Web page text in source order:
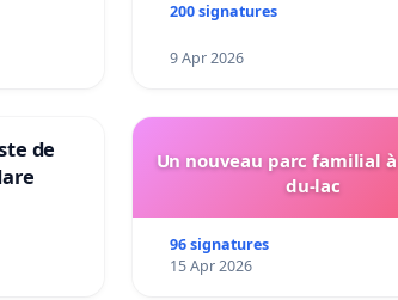
200 signatures
9 Apr 2026
de
Un nouveau parc familial
du-lac
96 signatures
15 Apr 2026